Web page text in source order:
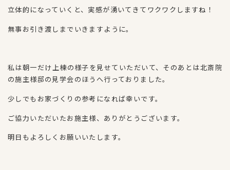
立体的になっていくと、実感が湧いてきてワクワクしますね！
無事お引き渡しまでいきますように。
私は朝一だけ上棟の様子を見せていただいて、そのあとは北斎院
の施主様邸の見学会のほうへ行っておりました。
少しでもお家づくりの参考になれば幸いです。
ご協力いただいたお施主様、ありがとうございます。
明日もよろしくお願いいたします。